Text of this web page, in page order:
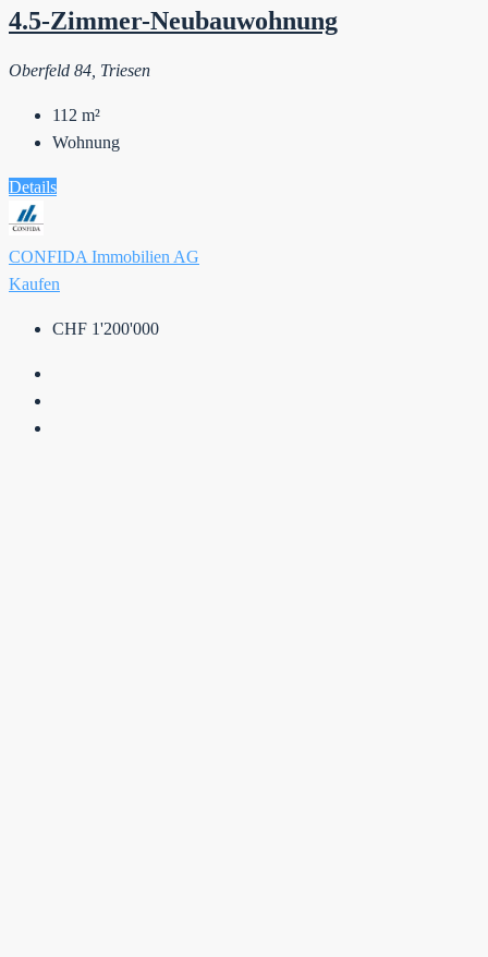
4.5-Zimmer-Neubauwohnung
Oberfeld 84, Triesen
112 m²
Wohnung
Details
CONFIDA Immobilien AG
Kaufen
CHF 1'200'000